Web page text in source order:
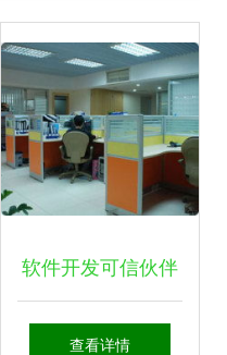
件开发
软件开发可信伙伴
金锄头与一品威客
查看详情